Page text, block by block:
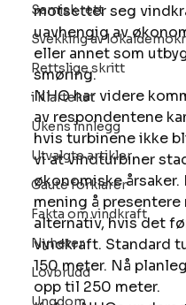
Samisk rett
Svekking av
Rettslige skritt
i Klartekst
Ukens innlegg
Utvalgte artikler
Gaute forklarer
Fakta om vindkraft
Nyheter
Lovbrudd
Ungdom
motsetter seg
uavhengig av
eller annet som
smøring.
NHO har videre
av respondentene
hvis turbinene ikke
vi at vindturbiner
økonomiske
mening å
alternativ, hvis det
vindkraft. Standard
150 meter. Nå
opp til 250 meter.